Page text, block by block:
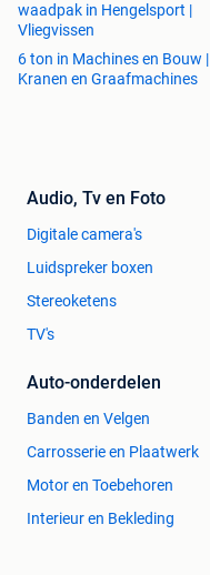
waadpak in Hengelsport |
Vliegvissen
6 ton in Machines en Bouw |
Kranen en Graafmachines
Audio, Tv en Foto
Digitale camera's
Luidspreker boxen
Stereoketens
TV's
Auto-onderdelen
Banden en Velgen
Carrosserie en Plaatwerk
Motor en Toebehoren
Interieur en Bekleding